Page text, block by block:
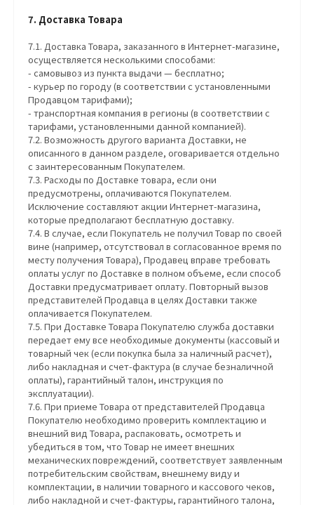
7. Доставка Товара
7.1. Доставка Товара, заказанного в Интернет-магазине,
осуществляется несколькими способами:
- самовывоз из пункта выдачи — бесплатно;
- курьер по городу (в соответствии с установленными
Продавцом тарифами);
- транспортная компания в регионы (в соответствии с
тарифами, установленными данной компанией).
7.2. Возможность другого варианта Доставки, не
описанного в данном разделе, оговаривается отдельно
с заинтересованным Покупателем.
7.3. Расходы по Доставке товара, если они
предусмотрены, оплачиваются Покупателем.
Исключение составляют акции Интернет-магазина,
которые предполагают бесплатную доставку.
7.4. В случае, если Покупатель не получил Товар по своей
вине (например, отсутствовал в согласованное время по
месту получения Товара), Продавец вправе требовать
оплаты услуг по Доставке в полном объеме, если способ
Доставки предусматривает оплату. Повторный вызов
представителей Продавца в целях Доставки также
оплачивается Покупателем.
7.5. При Доставке Товара Покупателю служба доставки
передает ему все необходимые документы (кассовый и
товарный чек (если покупка была за наличный расчет),
либо накладная и счет-фактура (в случае безналичной
оплаты), гарантийный талон, инструкция по
эксплуатации).
7.6. При приеме Товара от представителей Продавца
Покупателю необходимо проверить комплектацию и
внешний вид Товара, распаковать, осмотреть и
убедиться в том, что Товар не имеет внешних
механических повреждений, соответствует заявленным
потребительским свойствам, внешнему виду и
комплектации, в наличии товарного и кассового чеков,
либо накладной и счет-фактуры, гарантийного талона,